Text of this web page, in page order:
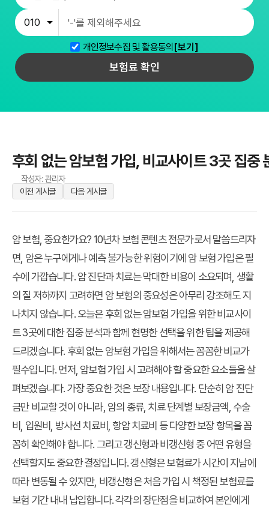
개인정보수집 및 활용동의 [보기]
보험료 확인
후회 없는 암보험 가입, 비교사이트 3곳 집중
작성자: 관리자
이전 게시글
다음 게시글
암 보험, 중요한가요? 10년차 보험 콘텐츠 전문가로서 말씀드리자
면, 암은 누구에게나 예측 불가능한 위험이기에 암 보험 가입은 필
수에 가깝습니다. 암 진단과 치료는 막대한 비용이 소요되며, 생활
의 질 저하까지 고려하면 암 보험의 중요성은 아무리 강조해도 지
나치지 않습니다. 오늘은 후회 없는 암보험 가입을 위한 비교사이
트 3곳에 대한 집중 분석과 함께 현명한 선택을 위한 팁을 제공해
드리겠습니다. 후회 없는 암보험 가입을 위해서는 꼼꼼한 비교가
필수입니다. 먼저, 암보험 가입 시 고려해야 할 중요한 요소들을 살
펴보겠습니다. 가장 중요한 것은 보장 내용입니다. 단순히 암 진단
금만 비교할 것이 아니라, 암의 종류, 치료 단계별 보장금액, 수술
비, 입원비, 방사선 치료비, 항암 치료비 등 다양한 보장 항목을 꼼
꼼히 확인해야 합니다. 그리고 갱신형과 비갱신형 중 어떤 유형을
선택할지도 중요한 결정입니다. 갱신형은 보험료가 시간이 지남에
따라 변동될 수 있지만, 비갱신형은 처음 가입 시 책정된 보험료를
보험 기간 내내 납입합니다. 각각의 장단점을 비교하여 본인에게